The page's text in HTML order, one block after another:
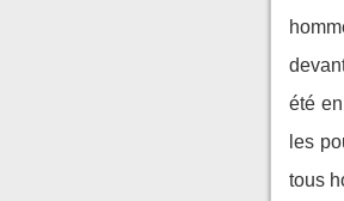
été
les
tous